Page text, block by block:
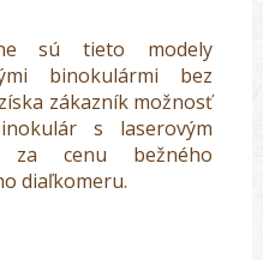
sú tieto modely
binokulármi bez
zákazník možnosť
s laserovým
za cenu bežného
diaľkomeru.